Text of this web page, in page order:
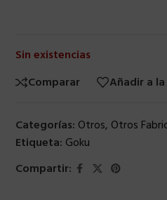
Sin existencias
Comparar
Añadir a
Categorías: Otros, Otros
Etiqueta: Goku
Compartir: